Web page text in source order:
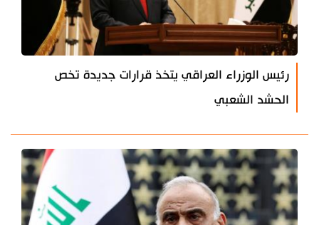
رئيس الوزراء العراقي يتخذ قرارات جديدة تخص
الحشد الشعبي